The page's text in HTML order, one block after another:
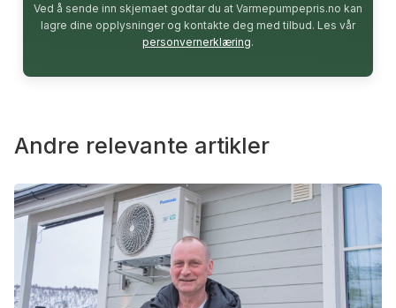
Ved å sende inn skjemaet godtar du at Varmepumpepris.no kan
lagre dine opplysninger og kontakte deg med tilbud. Les vår
personvernerklæring.
Andre relevante artikler